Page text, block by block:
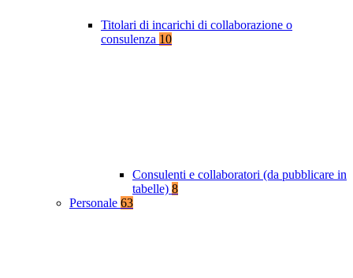
Titolari di incarichi di collaborazione o
consulenza 10
Consulenti e collaboratori (da pubblicare in
tabelle) 8
Personale 63